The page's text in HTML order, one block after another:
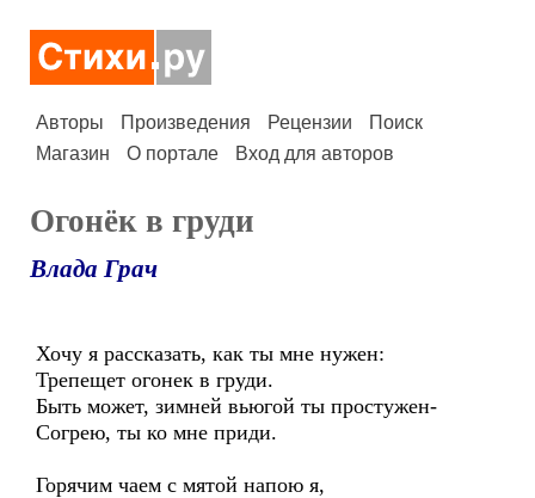
Авторы Произведения Рецензии
Поиск
Магазин
О портале Вход для авторов
Огонёк в груди
Влада Грач
Хочу я рассказать, как ты мне нужен:
Трепещет огонек в груди.
Быть может, зимней вьюгой ты простужен-
Согрею, ты ко мне приди.
Горячим чаем с мятой напою я,